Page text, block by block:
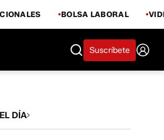
BOLSA LABORAL
Suscríbete
DÍA